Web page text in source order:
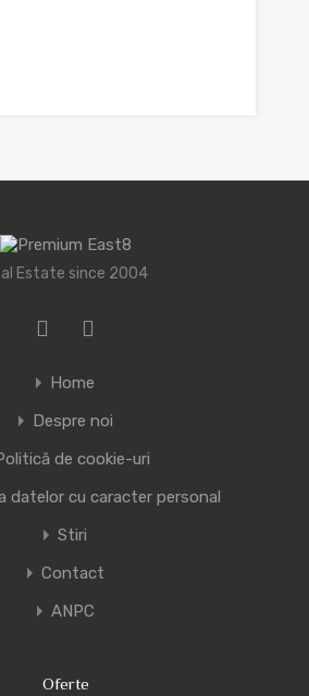
Estate since 2004
Home
Despre noi
de cookie-uri
datelor cu caracter personal
Stiri
Contact
ANPC
Oferte